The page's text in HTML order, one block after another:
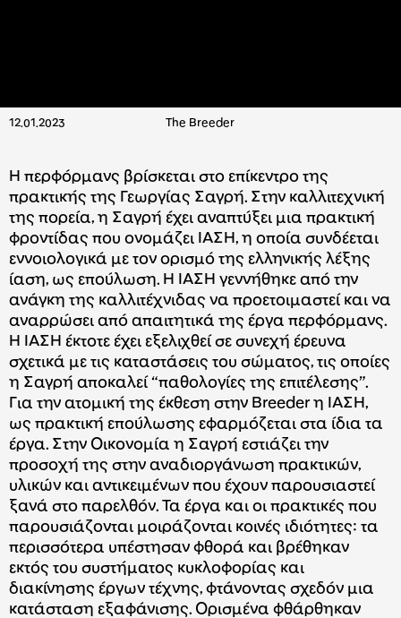
12.01.2023 Τhe Breeder
Η περφόρμανς βρίσκεται στο επίκεντρο της
πρακτικής της Γεωργίας Σαγρή. Στην καλλιτεχνική
της πορεία, η Σαγρή έχει αναπτύξει μια πρακτική
φροντίδας που ονομάζει ΙΑΣΗ, η οποία συνδέεται
εννοιολογικά με τον ορισμό της ελληνικής λέξης
ίαση, ως επούλωση. Η ΙΑΣΗ γεννήθηκε από την
ανάγκη της καλλιτέχνιδας να προετοιμαστεί και να
αναρρώσει από απαιτητικά της έργα περφόρμανς.
Η ΙΑΣΗ έκτοτε έχει εξελιχθεί σε συνεχή έρευνα
σχετικά με τις καταστάσεις του σώματος, τις οποίες
η Σαγρή αποκαλεί “παθολογίες της επιτέλεσης”.
Για την ατομική της έκθεση στην Breeder η ΙΑΣΗ,
ως πρακτική επούλωσης εφαρμόζεται στα ίδια τα
έργα. Στην Οικονομία η Σαγρή εστιάζει την
προσοχή της στην αναδιοργάνωση πρακτικών,
υλικών και αντικειμένων που έχουν παρουσιαστεί
ξανά στο παρελθόν. Τα έργα και οι πρακτικές που
παρουσιάζονται μοιράζονται κοινές ιδιότητες: τα
περισσότερα υπέστησαν φθορά και βρέθηκαν
εκτός του συστήματος κυκλοφορίας και
διακίνησης έργων τέχνης, φτάνοντας σχεδόν μια
κατάσταση εξαφάνισης. Ορισμένα φθάρθηκαν